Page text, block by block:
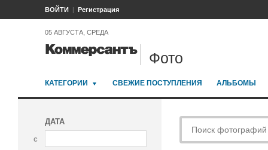
ВОЙТИ Регистрация
05 АВГУСТА, СРЕДА
Фото
КАТЕГОРИИ СВЕЖИЕ ПОСТУПЛЕНИЯ АЛЬБОМЫ
ДАТА
с